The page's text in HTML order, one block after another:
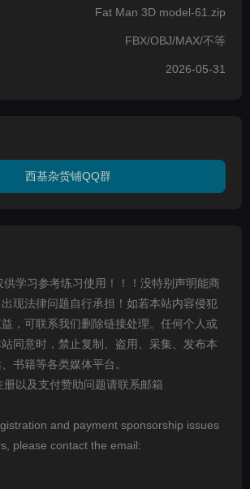
Fat Man 3D model-61.zip
FBX/OBJ/MAX/不等
2026-05-31
西基杂货铺QQ群
学习参考练习使用！！！没特别声明能商
现法律问题自行承担！如若本站内容侵犯
，可联系我们删除链接处理。任何个人或
同意时，禁止复制、盗用、采集、发布本
书籍等各类媒体平台。
以及支付赞助问题请联系邮箱
and payment sponsorship issues
please contact the email: